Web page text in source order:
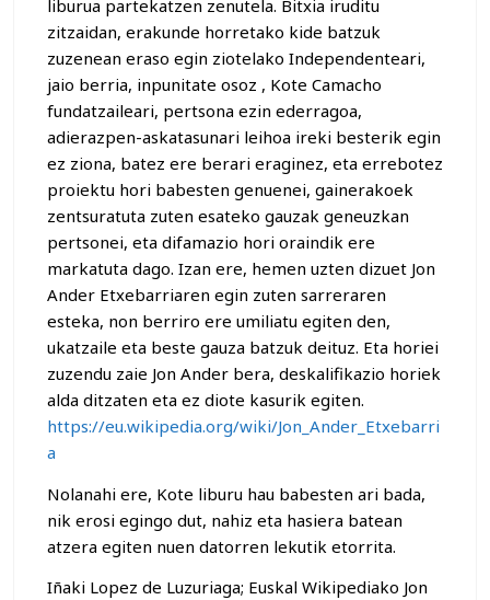
liburua partekatzen zenutela. Bitxia iruditu
zitzaidan, erakunde horretako kide batzuk
zuzenean eraso egin ziotelako Independenteari,
jaio berria, inpunitate osoz , Kote Camacho
fundatzaileari, pertsona ezin ederragoa,
adierazpen-askatasunari leihoa ireki besterik egin
ez ziona, batez ere berari eraginez, eta errebotez
proiektu hori babesten genuenei, gainerakoek
zentsuratuta zuten esateko gauzak geneuzkan
pertsonei, eta difamazio hori oraindik ere
markatuta dago. Izan ere, hemen uzten dizuet Jon
Ander Etxebarriaren egin zuten sarreraren
esteka, non berriro ere umiliatu egiten den,
ukatzaile eta beste gauza batzuk deituz. Eta horiei
zuzendu zaie Jon Ander bera, deskalifikazio horiek
alda ditzaten eta ez diote kasurik egiten.
https://eu.wikipedia.org/wiki/Jon_Ander_Etxebarri
a
Nolanahi ere, Kote liburu hau babesten ari bada,
nik erosi egingo dut, nahiz eta hasiera batean
atzera egiten nuen datorren lekutik etorrita.
Iñaki Lopez de Luzuriaga; Euskal Wikipediako Jon